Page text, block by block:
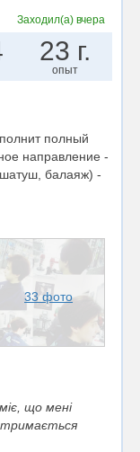
Заходил(а)вчера
23 г.
опыт
полный
направление -
балаяж) -
33 фото
що мені
тримається